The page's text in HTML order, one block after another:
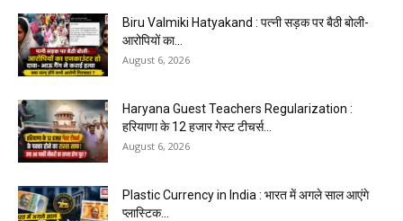
Biru Valmiki Hatyakand : पत्नी सड़क पर बैठी बोली-
आरोपियों का...
August 6, 2026
Haryana Guest Teachers Regularization :
हरियाणा के 12 हजार गेस्ट टीचर्स...
August 6, 2026
Plastic Currency in India : भारत में अगले साल आएंगे
प्लास्टिक...